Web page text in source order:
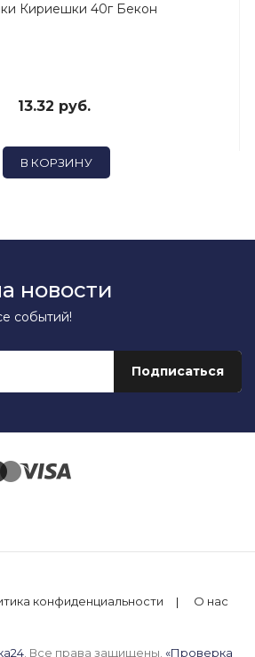
Кириешки 40г Бекон
13.32 руб.
В КОРЗИНУ
новости
событий!
конфиденциальности О нас
. Все права защищены. «Проверка